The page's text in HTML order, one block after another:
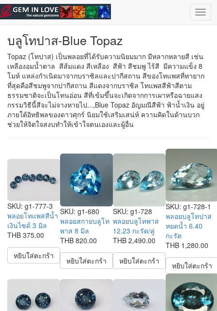
ข้ามไปยังเนื้อหาหลัก
เลือกอัญมณี English
บลูโทปาส-Blue Topaz
Topaz (โทปาส) เป็นพลอยที่ได้รับความนิยมมาก มีหลากหลายสี เช่น
เหลืองอมน้ำตาล สีส้มแดง สีเหลือง สีฟ้า สีชมพู ไร้สี มีความแข็ง 8
โมห์ แหล่งกำเนิดมาจากบราซิลและปากีสถาน สีของโทแพสที่หายาก
ที่สุดคือสีชมพูจากปากีสถาน สีแดงจากบราซิล โทแพสสีฟ้าสีตาม
ธรรมชาติจะเป็นโทนอ่อน สีที่เข้มขึ้นจะเกิดจากการเผาหรือฉายแสง
กรรมวิธีนี้สีจะไม่จางหายไป....ฺBlue Topaz อัญมณีสีฟ้า ฟ้าน้ำเงิน อยู่
ภายใต้อิทธิพลของดาวศุกร์ นิยมใช้เสริมเสน่ห์ ความคิดในด้านบวก
ช่วยให้จิตใจสงบทำให้เข้าใจตนเองและผู้อื่น
SKU: g1-777-3
พลอยโทแพสสีน้ำ
เงินไซด์ 3 มิล
THB 375.00
หยิบใส่ตะกร้า
SKU: g1-680
พลอยสกายบลูโท
พาส 8 มิล
THB 820.00
หยิบใส่ตะกร้า
SKU: g1-728
พลอยบลูโทพาส
12.23 กะรัต/คู่
THB 2,490.00
หยิบใส่ตะกร้า
SKU: g1-728-1
พลอยบลูโทปาส
หยดน้ำ 6.40
กะรัต
THB 1,280.00
หยิบใส่ตะกร้า